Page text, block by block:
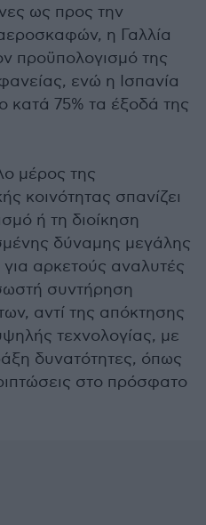
ως προς την
η Γαλλία
προϋπολογισμό της
ενώ η Ισπανία
κατά 75% τα έξοδά της
μέρος της
κοινότητας σπανίζει
ή τη διοίκηση
δύναμης μεγάλης
για αρκετούς αναλυτές
συντήρηση
αντί της απόκτησης
τεχνολογίας, με
δυνατότητες, όπως
στο πρόσφατο